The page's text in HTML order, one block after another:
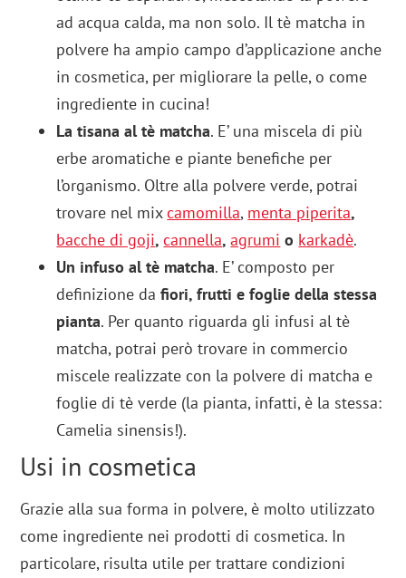
ad acqua calda, ma non solo. Il tè matcha in
polvere ha ampio campo d’applicazione anche
in cosmetica, per migliorare la pelle, o come
ingrediente in cucina!
La tisana al tè matcha. E’ una miscela di più
erbe aromatiche e piante benefiche per
l’organismo. Oltre alla polvere verde, potrai
trovare nel mixcamomilla, menta piperita,
bacche di goji,cannella,agrumi o karkadè.
Un infuso al tè matcha. E’ composto per
definizione da fiori, frutti e foglie della stessa
pianta. Per quanto riguarda gli infusi al tè
matcha, potrai però trovare in commercio
miscele realizzate con la polvere di matcha e
foglie di tè verde (la pianta, infatti, è la stessa:
Camelia sinensis!).
Usi in cosmetica
Grazie alla sua forma in polvere, è molto utilizzato
come ingrediente nei prodotti di cosmetica. In
particolare, risulta utile per trattare condizioni